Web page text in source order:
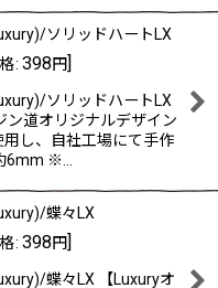
ソリッドハートLX
: 398円]
ソリッドハートLX
ン道オリジナルデザイン
し、自社工場にて手作
6mm ※…
蝶々LX
: 398円]
蝶々LX 【Luxuryオ